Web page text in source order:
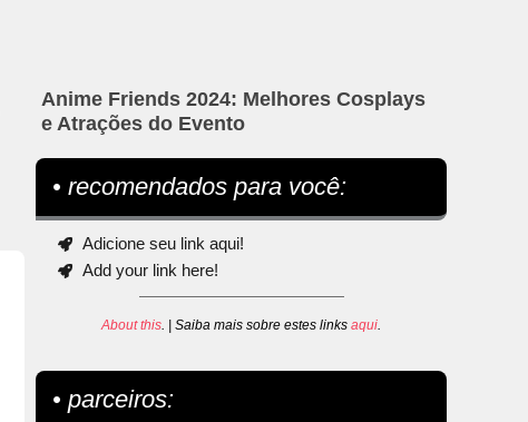
Anime Friends 2024: Melhores Cosplays
e Atrações do Evento
• recomendados para você:
Adicione seu link aqui!
Add your link here!
About this. | Saiba mais sobre estes linksaqui.
• parceiros: